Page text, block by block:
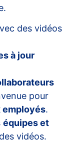
des vidéos
à jour
pour
employés.
équipes et
vidéos.